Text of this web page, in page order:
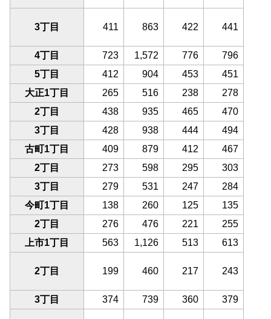
3丁目 411 863 422 441
4丁目 723 1,572 776
796
5丁目
412 904 453
451
大正1丁目
265 516 238
278
2丁目
438 935 465
470
3丁目
428 938 444
494
古町1丁目
409 879 412
467
2丁目
273 598 295
303
3丁目
279 531 247
284
今町1丁目
138 260 125
135
2丁目
276 476 221
255
上市1丁目
563 1,126 513 613
2丁目 199 460 217 243
3丁目 374 739 360 379